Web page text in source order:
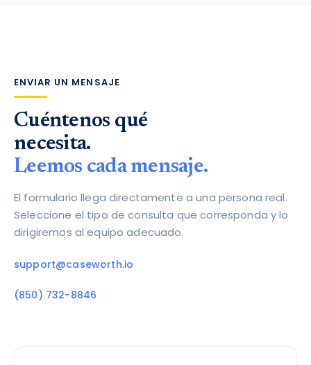
ENVIAR UN MENSAJE
Cuéntenos qué
necesita.
Leemos cada mensaje.
El formulario llega directamente a una persona real.
Seleccione el tipo de consulta que corresponda y lo
dirigiremos al equipo adecuado.
support@caseworth.io
(850) 732-8846